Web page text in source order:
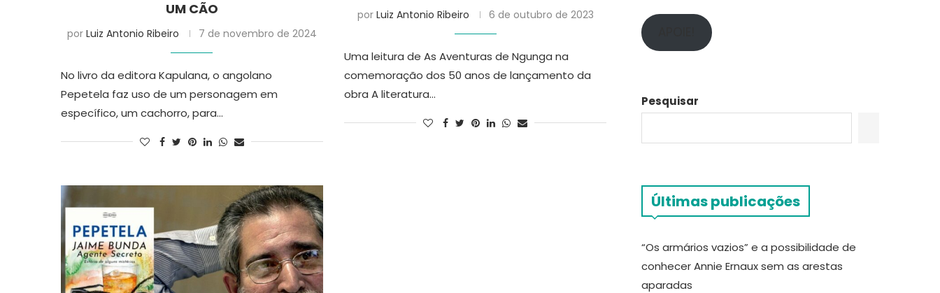
UM CÃO
por Luiz Antonio Ribeiro 7 de novembro de 2024
No livro da editora Kapulana, o angolano
Pepetela faz uso de um personagem em
específico, um cachorro, para…
por Luiz Antonio Ribeiro 6 de outubro de 2023
Uma leitura de As Aventuras de Ngunga na
comemoração dos 50 anos de lançamento da
obra A literatura…
Pesquisar
Últimas publicações
“Os armários vazios” e a possibilidade de
conhecer Annie Ernaux sem as arestas
aparadas